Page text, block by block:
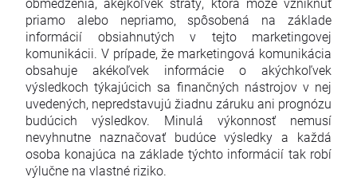
priamo alebo nepriamo, spôsobená na základe
informácií obsiahnutých v tejto marketingovej
komunikácii. V prípade, že marketingová komunikácia
obsahuje akékoľvek informácie o akýchkoľvek
výsledkoch týkajúcich sa finančných nástrojov v nej
uvedených, nepredstavujú žiadnu záruku ani prognózu
budúcich výsledkov. Minulá výkonnosť nemusí
nevyhnutne naznačovať budúce výsledky a každá
osoba konajúca na základe týchto informácií tak robí
výlučne na vlastné riziko.